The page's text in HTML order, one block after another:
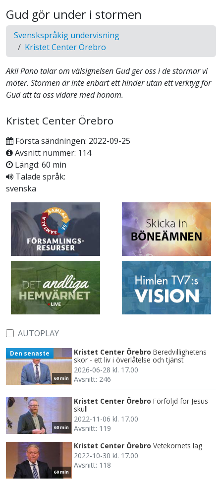
Gud gör under i stormen
Svenskspråkig undervisning
Kristet Center Örebro
Akil Pano talar om välsignelsen Gud ger oss i de stormar vi
möter. Stormen är inte enbart ett hinder utan ett verktyg för
Gud att ta oss vidare med honom.
Kristet Center Örebro
Första sändningen: 2022-09-25
Avsnitt nummer: 114
Längd: 60 min
Talade språk:
svenska
AUTOPLAY
60 min
Den senaste Kristet Center Örebro Beredvillighetens
skor - ett liv i överlåtelse och tjänst
2026-06-28 kl. 17.00
Avsnitt: 246
60 min
Kristet Center Örebro Förföljd för Jesus
skull
2022-11-06 kl. 17.00
Avsnitt: 119
60 min
Kristet Center Örebro Vetekornets lag
2022-10-30 kl. 17.00
Avsnitt: 118